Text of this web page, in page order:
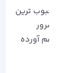
آذرسیس، محبوب ترین
سرور
گرد هم آورده